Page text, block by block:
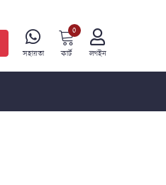
সহায়তা কার্ট
0
লগইন